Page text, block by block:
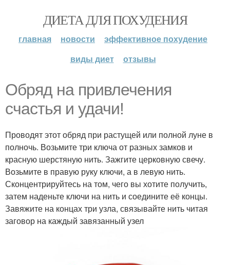
ДИЕТА ДЛЯ ПОХУДЕНИЯ
главная новости
эффективное похудение
виды диет
отзывы
Обряд на привлечения
счастья и удачи!
Проводят этот обряд при растущей или полной луне в
полночь. Возьмите три ключа от разных замков и
красную шерстяную нить. Зажгите церковную свечу.
Возьмите в правую руку ключи, а в левую нить.
Сконцентрируйтесь на том, чего вы хотите получить,
затем наденьте ключи на нить и соедините её концы.
Завяжите на концах три узла, связывайте нить читая
заговор на каждый завязанный узел